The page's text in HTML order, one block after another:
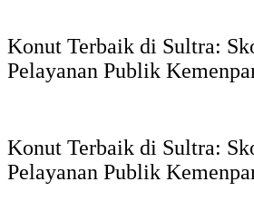
Konut Terbaik di Sultra:
Pelayanan Publik
Konut Terbaik di Sultra:
Pelayanan Publik